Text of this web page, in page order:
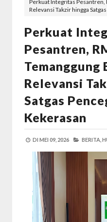
Perkuat Integritas Pesantren,
Relevansi Takzir hingga
Perkuat
Pesantren,
Temanggung
Relevansi
Satgas
Kekerasan
DI MEI 09, 2026 BERITA,